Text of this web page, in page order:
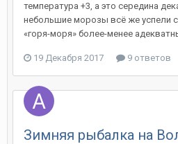
температура +3, а это середина
небольшие морозы всё же успели
«горя-моря» более-менее
19 Декабря 2017 9 ответов
Зимняя рыбалка на